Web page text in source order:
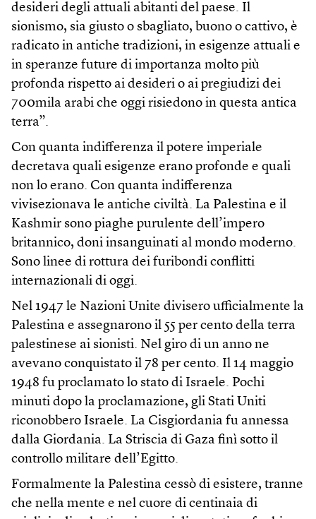
desideri degli attuali abitanti del paese. Il
sionismo, sia giusto o sbagliato, buono o cattivo, è
radicato in antiche tradizioni, in esigenze attuali e
in speranze future di importanza molto più
profonda rispetto ai desideri o ai pregiudizi dei
700mila arabi che oggi risiedono in questa antica
terra”.
Con quanta indifferenza il potere imperiale
decretava quali esigenze erano profonde e quali
non lo erano. Con quanta indifferenza
vivisezionava le antiche civiltà. La Palestina e il
Kashmir sono piaghe purulente dell’impero
britannico, doni insanguinati al mondo moderno.
Sono linee di rottura dei furibondi conflitti
internazionali di oggi.
Nel 1947 le Nazioni Unite divisero ufficialmente la
Palestina e assegnarono il 55 per cento della terra
palestinese ai sionisti. Nel giro di un anno ne
avevano conquistato il 78 per cento. Il 14 maggio
1948 fu proclamato lo stato di Israele. Pochi
minuti dopo la proclamazione, gli Stati Uniti
riconobbero Israele. La Cisgiordania fu annessa
dalla Giordania. La Striscia di Gaza finì sotto il
controllo militare dell’Egitto.
Formalmente la Palestina cessò di esistere, tranne
che nella mente e nel cuore di centinaia di